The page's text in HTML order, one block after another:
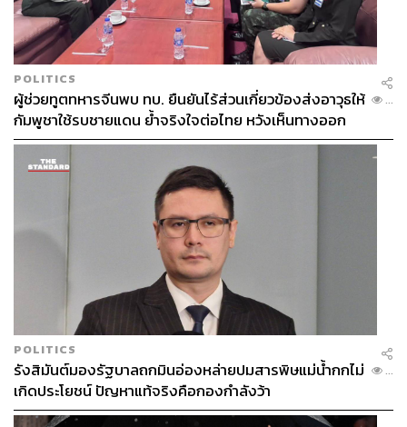
POLITICS
ผู้ช่วยทูตทหารจีนพบ ทบ. ยืนยันไร้ส่วนเกี่ยวข้องส่งอาวุธให้
กัมพูชาใช้รบชายแดน ย้ำจริงใจต่อไทย หวังเห็นทางออก
สันติวิธี
...
POLITICS
รังสิมันต์มองรัฐบาลถกมินอ่องหล่ายปมสารพิษแม่น้ำกกไม่
เกิดประโยชน์ ปัญหาแท้จริงคือกองกำลังว้า
...